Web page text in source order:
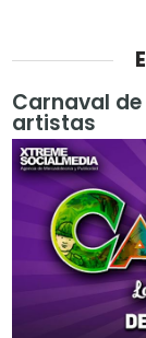
Carnaval
artistas